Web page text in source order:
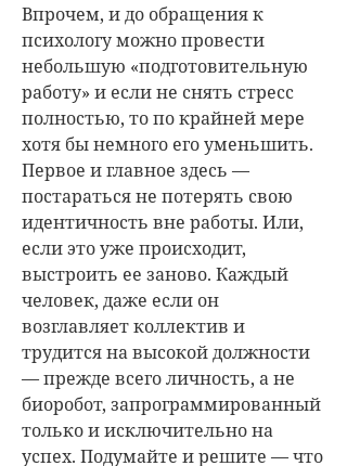
Впрочем, и до обращения к
психологу можно провести
небольшую «подготовительную
работу» и если не снять стресс
полностью, то по крайней мере
хотя бы немного его уменьшить.
Первое и главное здесь —
постараться не потерять свою
идентичность вне работы. Или,
если это уже происходит,
выстроить ее заново. Каждый
человек, даже если он
возглавляет коллектив и
трудится на высокой должности
— прежде всего личность, а не
биоробот, запрограммированный
только и исключительно на
успех. Подумайте и решите — что